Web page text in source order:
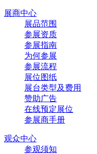
展商中心
展品范围
参展资质
参展指南
为何参展
参展流程
展位图纸
展台类型及费用
赞助广告
在线预定展位
参展商手册
观众中心
参观须知